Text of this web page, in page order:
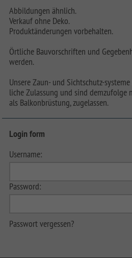
Abbildungen ähnlich.
Verkauf ohne Deko.
Produktänderungen vorbehalten.
Örtliche Bauvorschriften und
werden.
Unsere Zaun- und Sichtschutz-
liche Zulassung und sind demzufolge
als Balkonbrüstung, zugelassen.
Login form
Username:
Password:
Passwort vergessen?